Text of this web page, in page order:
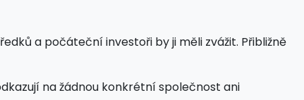
a počáteční investoři by ji měli zvážit. Přibližně
na žádnou konkrétní společnost ani